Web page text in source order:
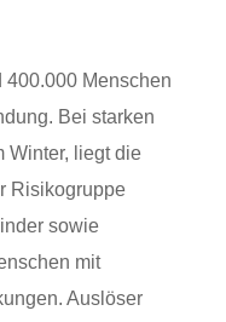
400.000 Menschen
Bei starken
Winter, liegt die
Risikogruppe
sowie
mit
Auslöser